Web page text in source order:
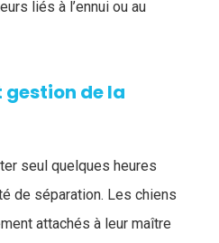
liés à l’ennui ou au
de la
seul quelques heures
de séparation. Les chiens
attachés à leur maître